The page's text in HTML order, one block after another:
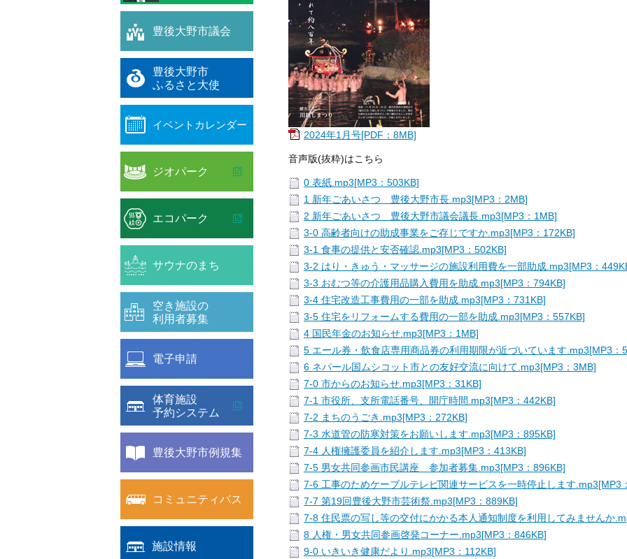
2024年1月号[PDF：8MB]
音声版(抜粋)はこちら
0 表紙.mp3[MP3：503KB]
1 新年ごあいさつ 豊後大野市長.mp3[MP3：2MB]
2 新年ごあいさつ 豊後大野市議会議長.mp3[MP3：1MB]
3-0 高齢者向けの助成事業をご存じですか.mp3[MP3：172KB]
3-1 食事の提供と安否確認.mp3[MP3：502KB]
3-2 はり・きゅう・マッサージの施設利用費を一部助成.mp3[MP3：
3-3 おむつ等の介護用品購入費用を助成.mp3[MP3：794KB]
3-4 住宅改造工事費用の一部を助成.mp3[MP3：731KB]
3-5 住宅をリフォームする費用の一部を助成.mp3[MP3：557KB]
4 国民年金のお知らせ.mp3[MP3：1MB]
5 エール券・飲食店専用商品券の利用期限が近づいています.mp3[MP3：
6 ネパール国ムシコット市との友好交流に向けて.mp3[MP3：3MB]
7-0 市からのお知らせ.mp3[MP3：31KB]
7-1 市役所、支所電話番号、開庁時間.mp3[MP3：442KB]
7-2 まちのうごき.mp3[MP3：272KB]
7-3 水道管の防寒対策をお願いします.mp3[MP3：895KB]
7-4 人権擁護委員を紹介します.mp3[MP3：413KB]
7-5 男女共同参画市民講座 参加者募集.mp3[MP3：896KB]
7-6 工事のためケーブルテレビ関連サービスを一時停止します.mp3[MP3
7-7 第19回豊後大野市芸術祭.mp3[MP3：889KB]
7-8 住民票の写し等の交付にかかる本人通知制度を利用してみませんか
8 人権・男女共同参画啓発コーナー.mp3[MP3：846KB]
9-0 いきいき健康だより.mp3[MP3：112KB]
豊後大野市議会
豊後大野市
ふるさと大使
イベントカレンダー
ジオパーク
エコパーク
サウナのまち
空き施設の
利用者募集
電子申請
体育施設
予約システム
豊後大野市例規集
コミュニティバス
施設情報